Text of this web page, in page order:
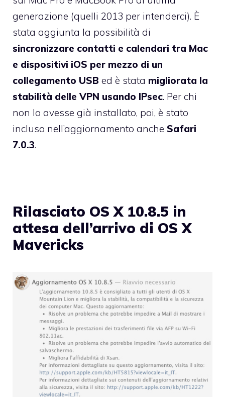
generazione (quelli 2013 per intenderci). È
stata aggiunta la possibilità di
sincronizzare contatti e calendari tra Mac
e dispositivi iOS per mezzo di un
collegamento USB ed è stata migliorata la
stabilità delle VPN usando IPsec. Per chi
non lo avesse già installato, poi, è stato
incluso nell’aggiornamento anche Safari
7.0.3.
Rilasciato OS X 10.8.5 in
attesa dell’arrivo di OS X
Mavericks